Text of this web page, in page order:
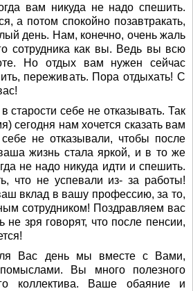
вам никуда не надо спешить.
а потом спокойно позавтракать,
день. Нам, конечно, очень жаль
сотрудника как вы. Ведь вы всю
Но отдых вам нужен сейчас
переживать. Пора отдыхать! С
старости себе не отказывать. Так
сегодня нам хочется сказать вам
не отказывали, чтобы после
жизнь стала яркой, и в то же
не надо никуда идти и спешить.
что не успевали из- за работы!
вклад в вашу профессию, за то,
сотрудником! Поздравляем вас
зря говорят, что после пенсии,
Вас день мы вместе с Вами,
Вы много полезного
коллектива. Ваше обаяние и